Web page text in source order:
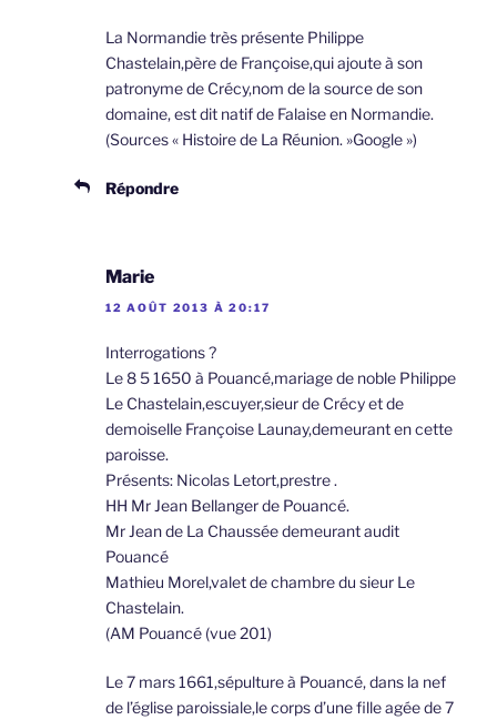
La Normandie très présente Philippe
Chastelain,père de Françoise,qui ajoute à son
patronyme de Crécy,nom de la source de son
domaine, est dit natif de Falaise en Normandie.
(Sources « Histoire de La Réunion. »Google »)
Répondre
Marie
12 AOÛT 2013 À 20:17
Interrogations ?
Le 8 5 1650 à Pouancé,mariage de noble Philippe
Le Chastelain,escuyer,sieur de Crécy et de
demoiselle Françoise Launay,demeurant en cette
paroisse.
Présents: Nicolas Letort,prestre .
HH Mr Jean Bellanger de Pouancé.
Mr Jean de La Chaussée demeurant audit
Pouancé
Mathieu Morel,valet de chambre du sieur Le
Chastelain.
(AM Pouancé (vue 201)
Le 7 mars 1661,sépulture à Pouancé, dans la nef
de l’église paroissiale,le corps d’une fille agée de 7